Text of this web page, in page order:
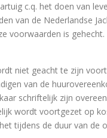
c.q. het doen van
van de Nederlandse
voorwaarden is gehecht.
niet geacht te zijn
van de
schriftelijk zijn
wordt voortgezet op
tijdens de duur van de